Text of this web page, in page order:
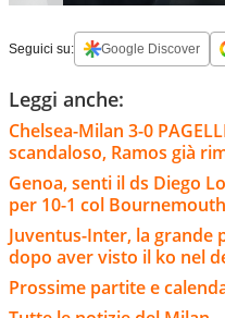
Seguici su: Google Discover
Leggi anche:
Chelsea-Milan 3-0
scandaloso, Ramos già
Genoa, senti il ds Diego
per 10-1 col
Juventus-Inter, la grande
dopo aver visto il ko nel
Prossime partite e